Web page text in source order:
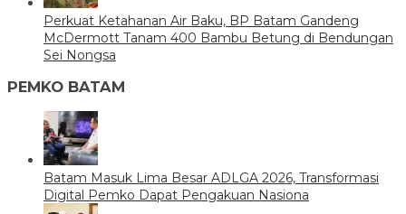
Perkuat Ketahanan Air Baku, BP Batam Gandeng
McDermott Tanam 400 Bambu Betung di Bendungan
Sei Nongsa
PEMKO BATAM
Batam Masuk Lima Besar ADLGA 2026, Transformasi
Digital Pemko Dapat Pengakuan Nasiona